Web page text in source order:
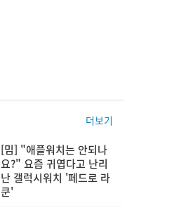
더보기
[밈] "애플워치는 안되나
요?" 요즘 귀엽다고 난리
난 갤럭시워치 '페드로 라
쿤'